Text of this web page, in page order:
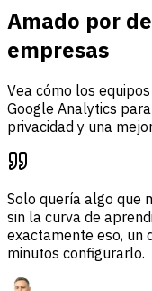
Amado por
empresas
Vea cómo los
Google Analytics
privacidad y una
Solo quería algo que
sin la curva de
exactamente eso, un
minutos configurarlo.